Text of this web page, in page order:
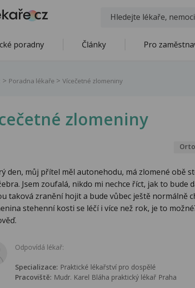
poradny Články Pro
Poradna lékaře Vícečetné zlomeniny
zlomeniny
den, můj přítel měl autonehodu, má zlomené obě
Jsem zoufalá, nikdo mi nechce říct, jak to bude
taková zranění hojit a bude vůbec ještě normálně
stehenní kosti se léčí i více než rok, je to
Odpovídá lékař:
Specializace: Praktické lékařství pro dospělé
Pracoviště: Mudr. Karel Bláha praktický lékař Praha